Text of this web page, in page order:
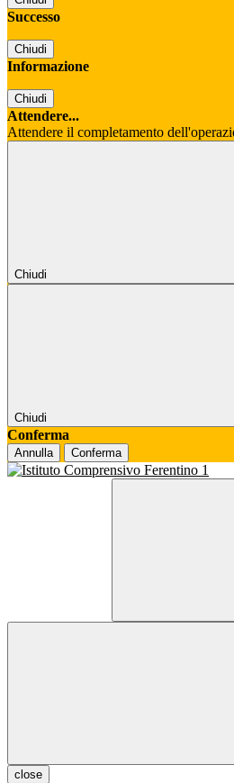
Successo
Chiudi
Informazione
Chiudi
Attendere...
Attendere il completamento
Chiudi
Chiudi
Conferma
Annulla Conferma
close